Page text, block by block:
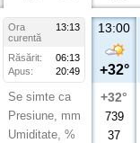
Ora
13:13
curentă
Răsărit:
06:13
Apus:
20:49
Se simte ca
Presiune, mm
Umiditate, %
13:00
+32°
+32°
739
37